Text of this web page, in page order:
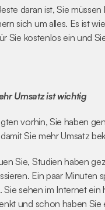
daran ist, Sie
sich um alles. Es ist
Sie kostenlos ein und
Umsatz ist wichtig
vorhin, Sie haben
Sie mehr Umsatz
Sie, Studien haben
Ein paar Minuten
Sie sehen im Internet
und schon haben Sie